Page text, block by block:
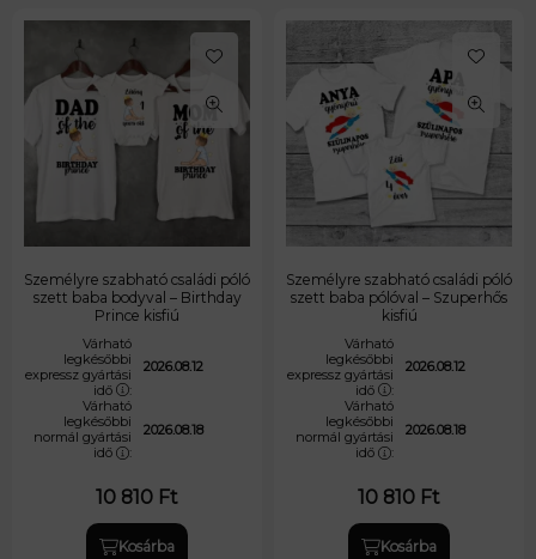
Személyre szabható családi póló
szett baba bodyval – Birthday
Prince kisfiú
Várható
legkésőbbi
expressz gyártási
idő
:
2026.08.12
Várható
legkésőbbi
normál gyártási
idő
:
2026.08.18
10 810 Ft
Személyre szabható családi póló
szett baba pólóval – Szuperhős
kisfiú
Várható
legkésőbbi
expressz gyártási
idő
:
2026.08.12
Várható
legkésőbbi
normál gyártási
idő
:
2026.08.18
10 810 Ft